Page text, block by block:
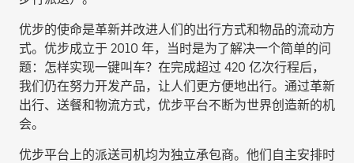
优步的使命是革新并改进人们的出行方式和物品的流动方
式。优步成立于 2010 年，当时是为了解决一个简单的问
题：怎样实现一键叫车？在完成超过 420 亿次行程后，
我们仍在努力开发产品，让人们更方便地出行。通过革新
出行、送餐和物流方式，优步平台不断为世界创造新的机
会。
优步平台上的派送司机均为独立承包商。他们自主安排时